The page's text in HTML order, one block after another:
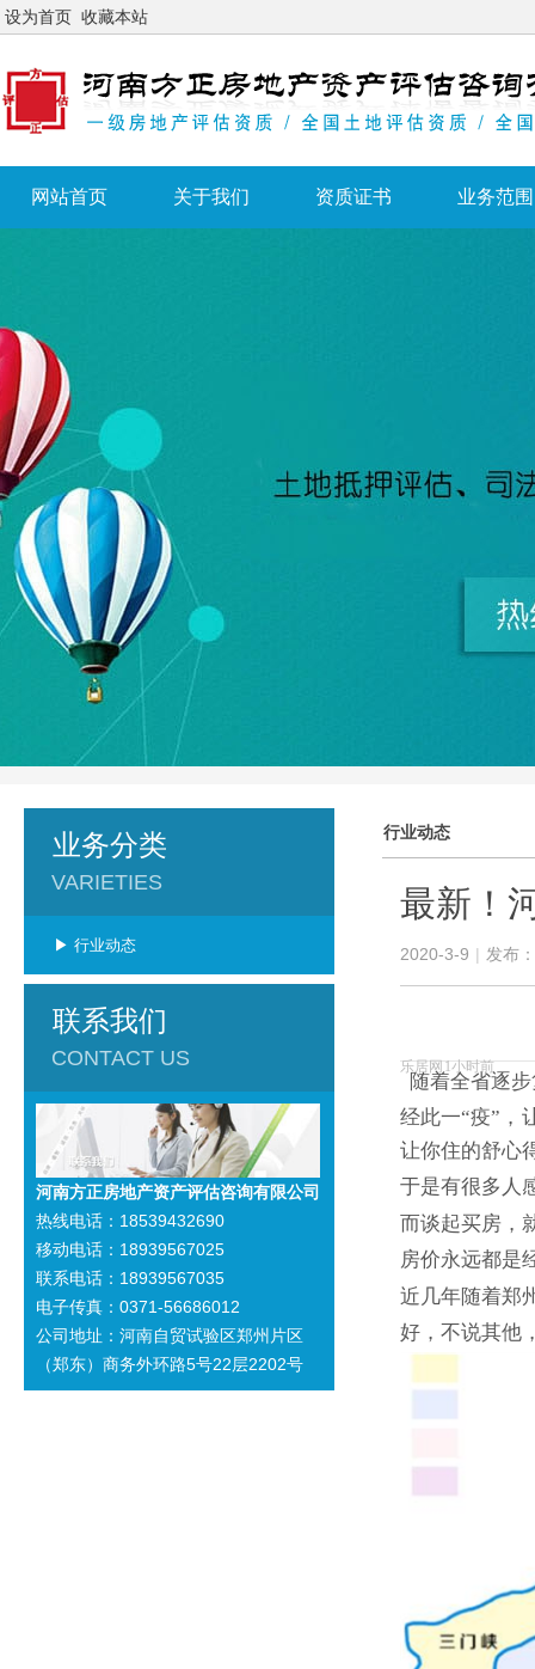
设为首页 收藏本站
网站首页 关于我们 资质证书 业务范围
行业动态
最新！
2020-3-9 | 发布：
乐居网1小时前
随着全省逐
经此一“疫”，
让你住的舒心
于是有很多人
而谈起买房，
房价永远都是
近几年随着郑
好，不说其他
业务分类
VARIETIES
▶ 行业动态
联系我们
CONTACT US
河南方正房地产资产评估咨询有限公司
热线电话：18539432690
移动电话：18939567025
联系电话：18939567035
电子传真：0371-56686012
公司地址：河南自贸试验区郑州片区
（郑东）商务外环路5号22层2202号